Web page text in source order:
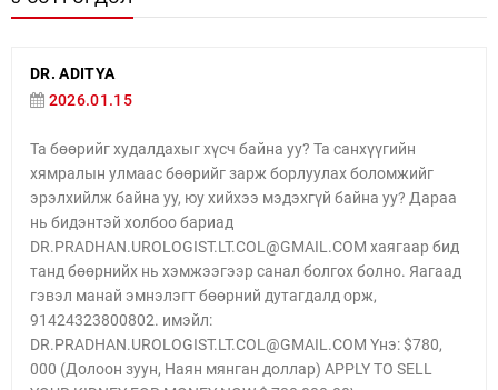
DR. ADITYA
2026.01.15
Та бөөрийг худалдахыг хүсч байна уу? Та санхүүгийн
хямралын улмаас бөөрийг зарж борлуулах боломжийг
эрэлхийлж байна уу, юу хийхээ мэдэхгүй байна уу? Дараа
нь бидэнтэй холбоо бариад
DR.PRADHAN.UROLOGIST.LT.COL@GMAIL.COM хаягаар бид
танд бөөрнийх нь хэмжээгээр санал болгох болно. Яагаад
гэвэл манай эмнэлэгт бөөрний дутагдалд орж,
91424323800802. имэйл:
DR.PRADHAN.UROLOGIST.LT.COL@GMAIL.COM Yнэ: $780,
000 (Долоон зуун, Наян мянган доллар) APPLY TO SELL